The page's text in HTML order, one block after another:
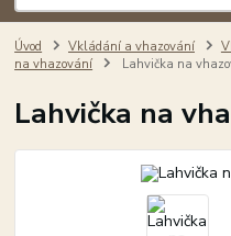
Úvod Vkládání a vhazování
na vhazování
Lahvička na
Lahvička na